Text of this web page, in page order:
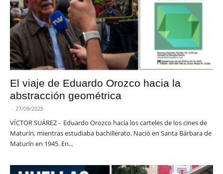
El viaje de Eduardo Orozco hacia la
abstracción geométrica
- 27/09/2025
VÍCTOR SUÁREZ - Eduardo Orozco hacía los carteles de los cines de
Maturín, mientras estudiaba bachillerato. Nació en Santa Bárbara de
Maturín en 1945. En...